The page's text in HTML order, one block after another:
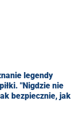
legendy
"Nigdzie nie
bezpiecznie, jak